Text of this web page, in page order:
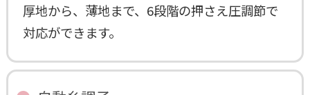
厚地から、薄地まで、6段階の押さえ圧調節で
対応ができます。